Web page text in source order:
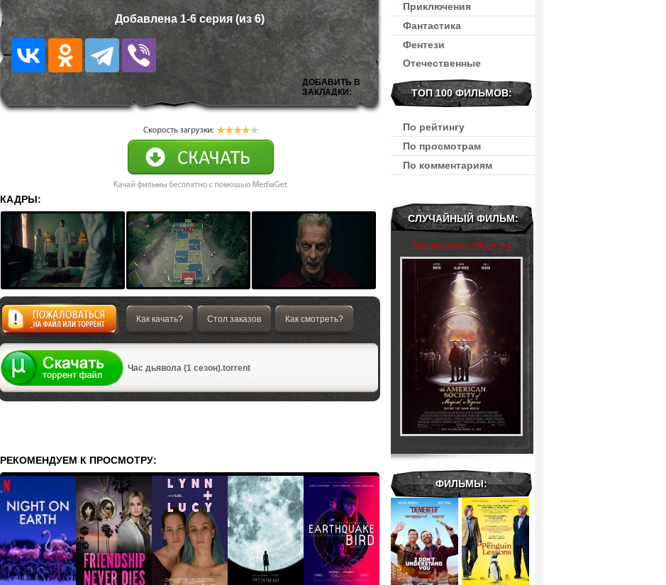
Добавлена 1-6 серия (из 6)
ДОБАВИТЬ В
ЗАКЛАДКИ:
КАДРЫ:
Жалоба
Как качать? Стол заказов Как смотреть?
Час дьявола (1 сезон).torrent
РЕКОМЕНДУЕМ К ПРОСМОТРУ:
Приключения
Фантастика
Фентези
Отечественные
ТОП 100 ФИЛЬМОВ:
По рейтингу
По просмотрам
По комментариям
СЛУЧАЙНЫЙ ФИЛЬМ:
Американское общество
негров-волшебников /
Американское общество
волшебных негров (2024)
ФИЛЬМЫ: